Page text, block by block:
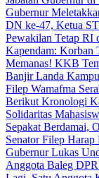
Gubernur
DN ke-47, Ketua
Pewakilan Tetap
Kapendam: Korban
Memanas! KKB
Banjir Landa
Filep Wamafma
Berikut Kronologi
Solidaritas
Sepakat Berdamai,
Senator Filep
Gubernur Lukas
Anggota Baleg